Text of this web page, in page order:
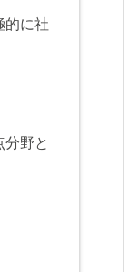
的に社
野と